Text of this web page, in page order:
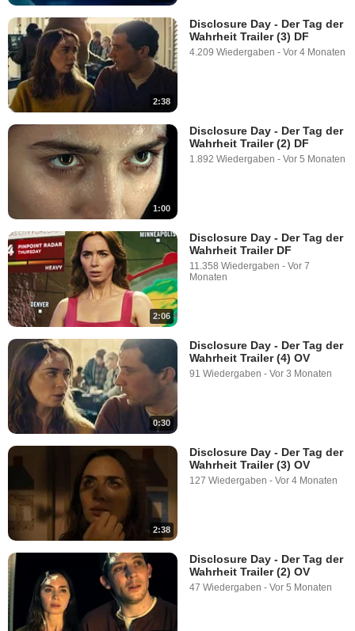
2:38
Disclosure Day - Der Tag der
Wahrheit Trailer (3) DF
4.209 Wiedergaben - Vor 4 Monaten
1:00
Disclosure Day - Der Tag der
Wahrheit Trailer (2) DF
1.892 Wiedergaben - Vor 5 Monaten
2:06
Disclosure Day - Der Tag der
Wahrheit Trailer DF
11.358 Wiedergaben - Vor 7
Monaten
0:30
Disclosure Day - Der Tag der
Wahrheit Trailer (4) OV
91 Wiedergaben - Vor 3 Monaten
2:38
Disclosure Day - Der Tag der
Wahrheit Trailer (3) OV
127 Wiedergaben - Vor 4 Monaten
Disclosure Day - Der Tag der
Wahrheit Trailer (2) OV
47 Wiedergaben - Vor 5 Monaten